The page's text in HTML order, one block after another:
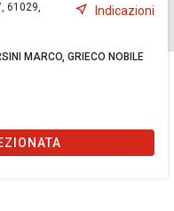
61029,
Indicazioni
MARCO, GRIECO NOBILE